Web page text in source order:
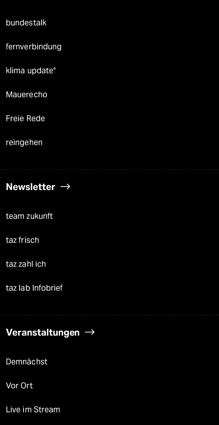
bundestalk
fernverbindung
klima update°
Mauerecho
Freie Rede
reingehen
Newsletter
team zukunft
taz frisch
taz zahl ich
taz lab Infobrief
Veranstaltungen
Demnächst
Vor Ort
Live im Stream